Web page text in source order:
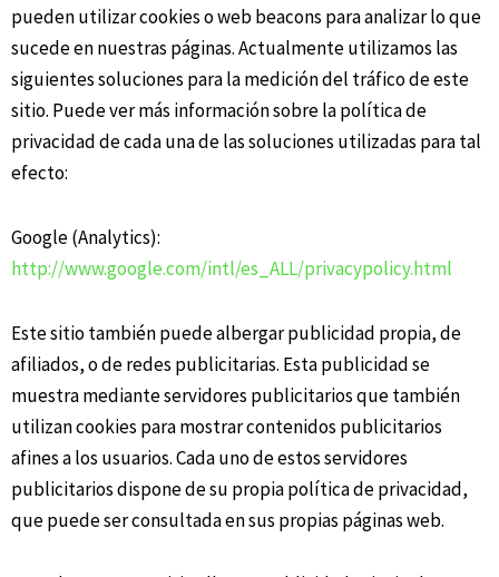
pueden utilizar cookies o web beacons para analizar lo que
sucede en nuestras páginas. Actualmente utilizamos las
siguientes soluciones para la medición del tráfico de este
sitio. Puede ver más información sobre la política de
privacidad de cada una de las soluciones utilizadas para tal
efecto:
Google (Analytics):
http://www.google.com/intl/es_ALL/privacypolicy.html
Este sitio también puede albergar publicidad propia, de
afiliados, o de redes publicitarias. Esta publicidad se
muestra mediante servidores publicitarios que también
utilizan cookies para mostrar contenidos publicitarios
afines a los usuarios. Cada uno de estos servidores
publicitarios dispone de su propia política de privacidad,
que puede ser consultada en sus propias páginas web.